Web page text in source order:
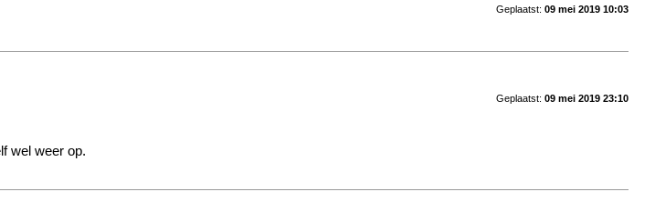
Geplaatst: 09 mei 2019 10:03
Geplaatst: 09 mei 2019 23:10
wel weer op.